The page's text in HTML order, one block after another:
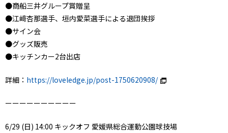
●商船三井グループ賞贈呈
●江﨑杏那選手、垣内愛菜選手による退団挨拶
●サイン会
●グッズ販売
●キッチンカー2台出店
詳細： https://loveledge.jp/post-1750620908/
ーーーーーーーーーー
6/29 (日) 14:00 キックオフ 愛媛県総合運動公園球技場